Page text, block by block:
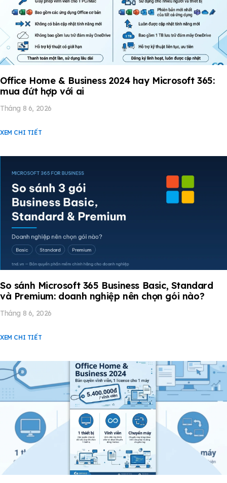
Office Home & Business 2024 hay Microsoft 365:
mua đứt hợp với ai
Tháng 8 6, 2026
XEM CHI TIẾT
So sánh Microsoft 365 Business Basic, Standard
và Premium: doanh nghiệp nên chọn gói nào?
Tháng 8 6, 2026
XEM CHI TIẾT